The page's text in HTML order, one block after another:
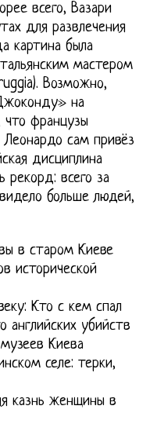
всего, Вазари
для развлечения
картина была
мастером
Возможно,
на
что французы
сам привёз
дисциплина
рекорд: всего за
больше людей,
в старом Киеве
исторической
Кто с кем спал
английских убийств
Киева
селе: терки,
казнь женщины в